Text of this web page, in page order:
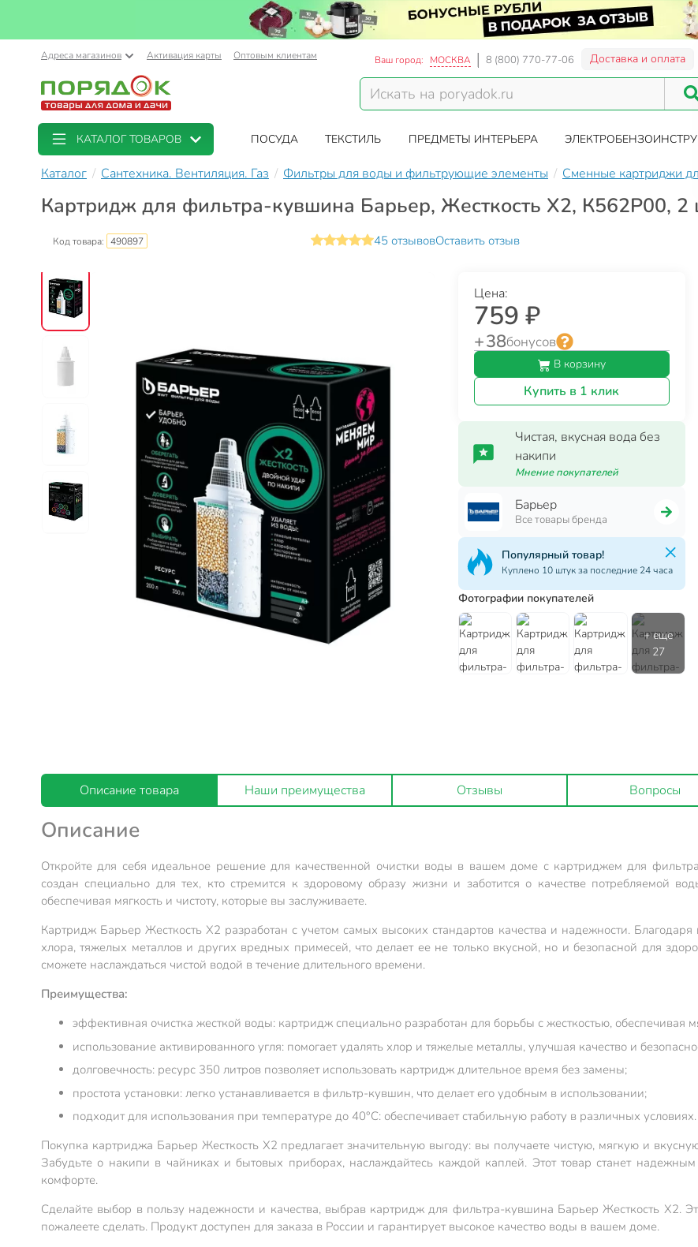
Адреса магазинов Активация карты Оптовым клиентам Ваш город: МОСКВА 8 (800) 770-77-06 Доставка и оплата
КАТАЛОГ ТОВАРОВ ПОСУДА ТЕКСТИЛЬ ПРЕДМЕТЫ ИНТЕРЬЕРА
Каталог Сантехника. Вентиляция. Газ Фильтры для воды и фильтрующие элементы Сменные картриджи
Картридж для фильтра-кувшина Барьер, Жесткость Х2, К562Р00, 2
Код товара: 490897 45 отзывовОставить отзыв
Цена:
759 ₽
+ 38бонусов
В корзину
Купить в 1 клик
Чистая, вкусная вода без
накипи
Мнение покупателей
Барьер
Все товары бренда
Популярный товар!
Куплено 10 штук за последние 24 часа
Фотографии покупателей
Описание товара Наши преимущества Отзывы Вопросы
Описание
Откройте для себя идеальное решение для качественной очистки воды в вашем доме с картриджем для
создан специально для тех, кто стремится к здоровому образу жизни и заботится о качестве потребляемой
обеспечивая мягкость и чистоту, которые вы заслуживаете.
Картридж Барьер Жесткость Х2 разработан с учетом самых высоких стандартов качества и надежности.
хлора, тяжелых металлов и других вредных примесей, что делает ее не только вкусной, но и безопасной для
сможете наслаждаться чистой водой в течение длительного времени.
Преимущества:
эффективная очистка жесткой воды: картридж специально разработан для борьбы с жесткостью, обеспечивая
использование активированного угля: помогает удалять хлор и тяжелые металлы, улучшая качество и
долговечность: ресурс 350 литров позволяет использовать картридж длительное время без замены;
простота установки: легко устанавливается в фильтр-кувшин, что делает его удобным в использовании;
подходит для использования при температуре до 40°C: обеспечивает стабильную работу в различных условиях.
Покупка картриджа Барьер Жесткость Х2 предлагает значительную выгоду: вы получаете чистую, мягкую и
Забудьте о накипи в чайниках и бытовых приборах, наслаждайтесь каждой каплей. Этот товар станет
комфорте.
Сделайте выбор в пользу надежности и качества, выбрав картридж для фильтра-кувшина Барьер Жесткость Х2.
пожалеете сделать. Продукт доступен для заказа в России и гарантирует высокое качество воды в вашем доме.